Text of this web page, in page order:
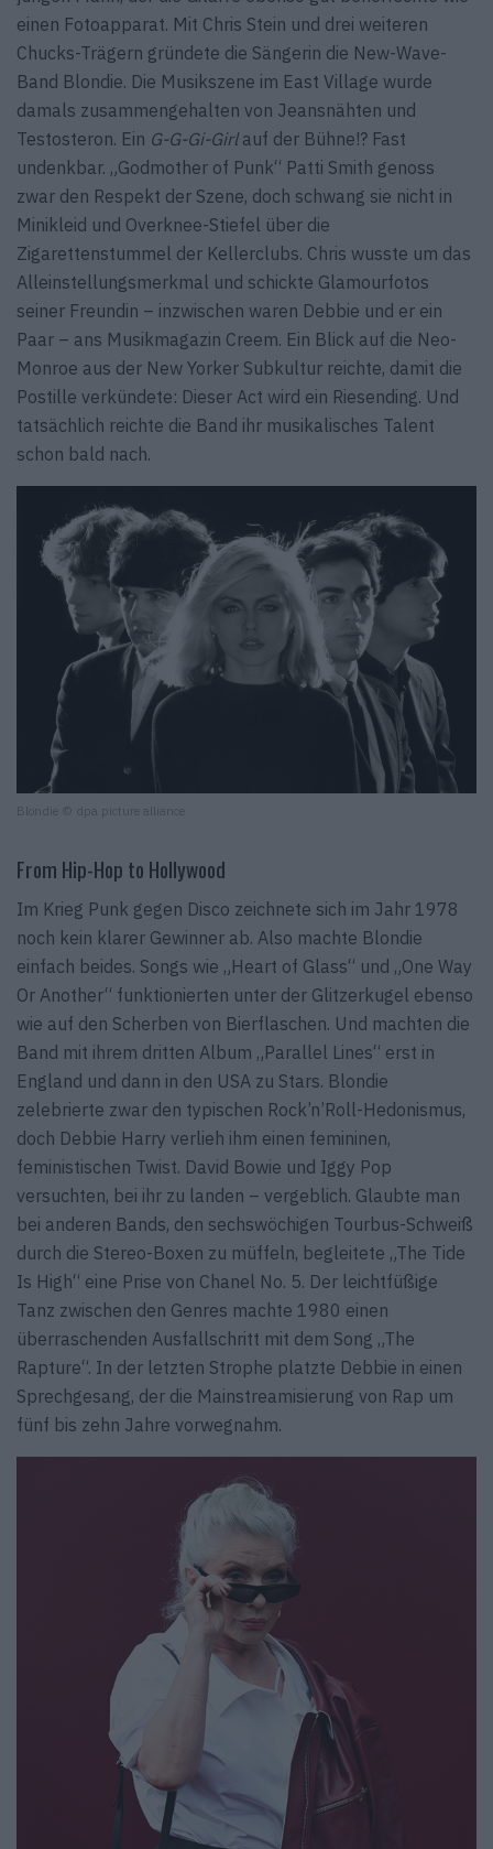
einen Fotoapparat. Mit Chris Stein und drei weiteren
Chucks-Trägern gründete die Sängerin die New-Wave-
Band Blondie. Die Musikszene im East Village wurde
damals zusammengehalten von Jeansnähten und
Testosteron. Ein G-G-Gi-Girlauf der Bühne!? Fast
undenkbar. „Godmother of Punk“ Patti Smith genoss
zwar den Respekt der Szene, doch schwang sie nicht in
Minikleid und Overknee-Stiefel über die
Zigarettenstummel der Kellerclubs. Chris wusste um das
Alleinstellungsmerkmal und schickte Glamourfotos
seiner Freundin – inzwischen waren Debbie und er ein
Paar – ans Musikmagazin Creem. Ein Blick auf die Neo-
Monroe aus der New Yorker Subkultur reichte, damit die
Postille verkündete: Dieser Act wird ein Riesending. Und
tatsächlich reichte die Band ihr musikalisches Talent
schon bald nach.
Blondie © dpa picture alliance
From Hip-Hop to Hollywood
Im Krieg Punk gegen Disco zeichnete sich im Jahr 1978
noch kein klarer Gewinner ab. Also machte Blondie
einfach beides. Songs wie „Heart of Glass“ und „One Way
Or Another“ funktionierten unter der Glitzerkugel ebenso
wie auf den Scherben von Bierflaschen. Und machten die
Band mit ihrem dritten Album „Parallel Lines“ erst in
England und dann in den USA zu Stars. Blondie
zelebrierte zwar den typischen Rock’n’Roll-Hedonismus,
doch Debbie Harry verlieh ihm einen femininen,
feministischen Twist. David Bowie und Iggy Pop
versuchten, bei ihr zu landen – vergeblich. Glaubte man
bei anderen Bands, den sechswöchigen Tourbus-Schweiß
durch die Stereo-Boxen zu müffeln, begleitete „The Tide
Is High“ eine Prise von Chanel No. 5. Der leichtfüßige
Tanz zwischen den Genres machte 1980 einen
überraschenden Ausfallschritt mit dem Song „The
Rapture“. In der letzten Strophe platzte Debbie in einen
Sprechgesang, der die Mainstreamisierung von Rap um
fünf bis zehn Jahre vorwegnahm.